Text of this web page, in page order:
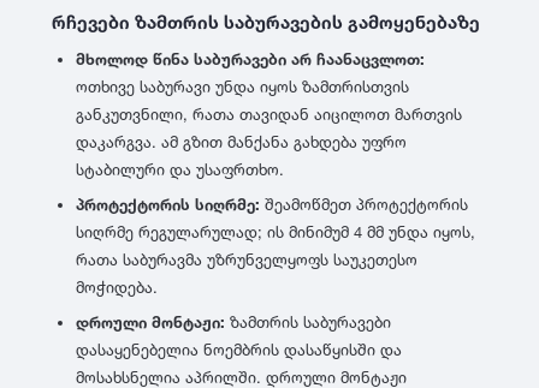
რჩევები ზამთრის საბურავების გამოყენებაზე
მხოლოდ წინა საბურავები არ ჩაანაცვლოთ:
ოთხივე საბურავი უნდა იყოს ზამთრისთვის
განკუთვნილი, რათა თავიდან აიცილოთ მართვის
დაკარგვა. ამ გზით მანქანა გახდება უფრო
სტაბილური და უსაფრთხო.
პროტექტორის სიღრმე: შეამოწმეთ პროტექტორის
სიღრმე რეგულარულად; ის მინიმუმ 4 მმ უნდა იყოს,
რათა საბურავმა უზრუნველყოფს საუკეთესო
მოჭიდება.
დროული მონტაჟი: ზამთრის საბურავები
დასაყენებელია ნოემბრის დასაწყისში და
მოსახსნელია აპრილში. დროული მონტაჟი